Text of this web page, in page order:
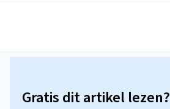
Gratis dit artikel lezen?